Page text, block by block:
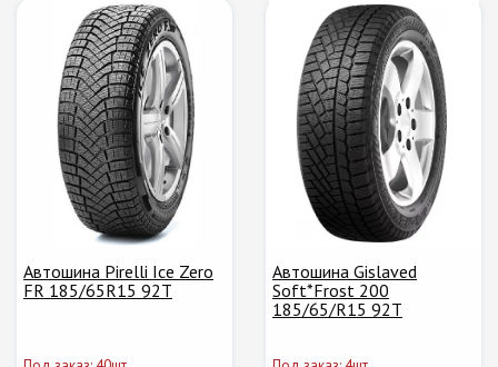
Автошина Pirelli Ice Zero
FR 185/65R15 92T
Автошина Gislaved
Soft*Frost 200
185/65/R15 92T